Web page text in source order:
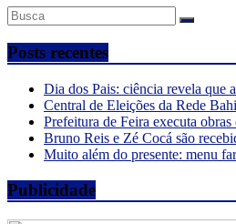
Posts recentes
Dia dos Pais: ciência revela que
Central de Eleições da Rede
Prefeitura de Feira executa
Bruno Reis e Zé Cocá são
Muito além do presente: menu
Publicidade